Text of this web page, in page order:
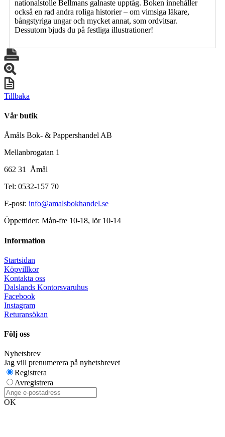
nationalstolle Bellmans galnaste upptåg. Boken innehåller
också en rad andra roliga historier – om vimsiga läkare,
bångstyriga ungar och mycket annat, som ordvitsar.
Dessutom bjuds du på festliga illustrationer!
Tillbaka
Vår butik
Åmåls Bok- & Pappershandel AB
Mellanbrogatan 1
662 31 Åmål
Tel: 0532-157 70
E-post: info@amalsbokhandel.se
Öppettider: Mån-fre 10-18, lör 10-14
Information
Startsidan
Köpvillkor
Kontakta oss
Dalslands Kontorsvaruhus
Facebook
Instagram
Returansökan
Följ oss
Nyhetsbrev
Jag vill prenumerera på nyhetsbrevet
Registrera
Avregistrera
OK